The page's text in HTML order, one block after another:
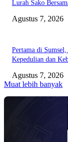
Lurah Sako
Agustus 7, 2026
Pertama di
Kepedulian dan
Agustus 7, 2026
Muat lebih banyak